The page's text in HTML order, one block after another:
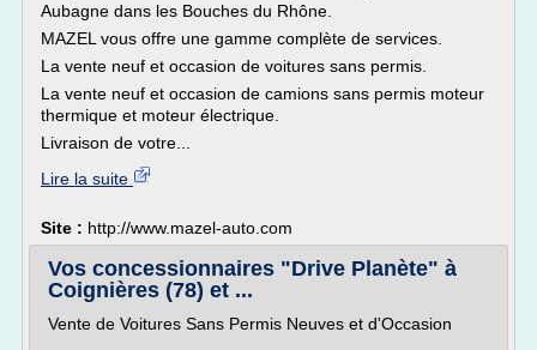
Aubagne dans les Bouches du Rhône.
MAZEL vous offre une gamme complète de services.
La vente neuf et occasion de voitures sans permis.
La vente neuf et occasion de camions sans permis moteur
thermique et moteur électrique.
Livraison de votre...
Lire la suite
Site : http://www.mazel-auto.com
Vos concessionnaires "Drive Planète" à
Coignières (78) et ...
Vente de Voitures Sans Permis Neuves et d'Occasion